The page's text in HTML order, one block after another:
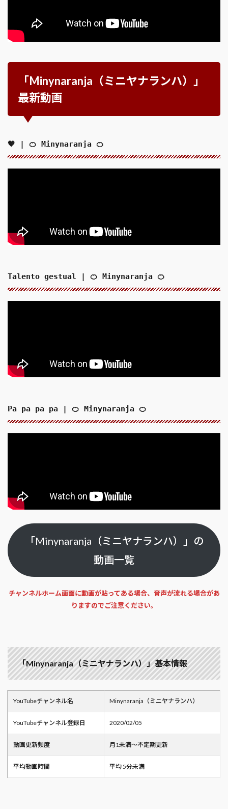
「Minynaranja（ミニヤナランハ）」
最新動画
🧡 | 🍊 Minynaranja 🍊
Talento gestual | 🍊 Minynaranja 🍊
Pa pa pa pa | 🍊 Minynaranja 🍊
「Minynaranja（ミニヤナランハ）」の
動画一覧
チャンネルホーム画面に動画が貼ってある場合、音声が流れる場合があ
りますのでご注意ください。
「Minynaranja（ミニヤナランハ）」基本情報
YouTubeチャンネル名 Minynaranja（ミニヤナランハ）
YouTubeチャンネル登録日 2020/02/05
動画更新頻度 月1未満～不定期更新
平均動画時間 平均 5分未満